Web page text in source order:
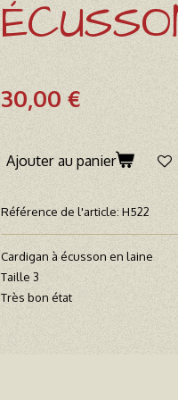
30,00 €
Ajouter au panier
Référence de l'article: H522
Cardigan à écusson en laine
Taille 3
Très bon état